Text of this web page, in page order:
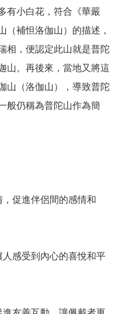
有小白花，符合《華嚴
（補怛洛伽山）的描述，
相，便認定此山就是普陀
山。再後來，當地又將這
山（洛伽山），導致普陀
般仍稱為普陀山作為簡
促進伴侶間的感情和
感受到內心的喜悅和平